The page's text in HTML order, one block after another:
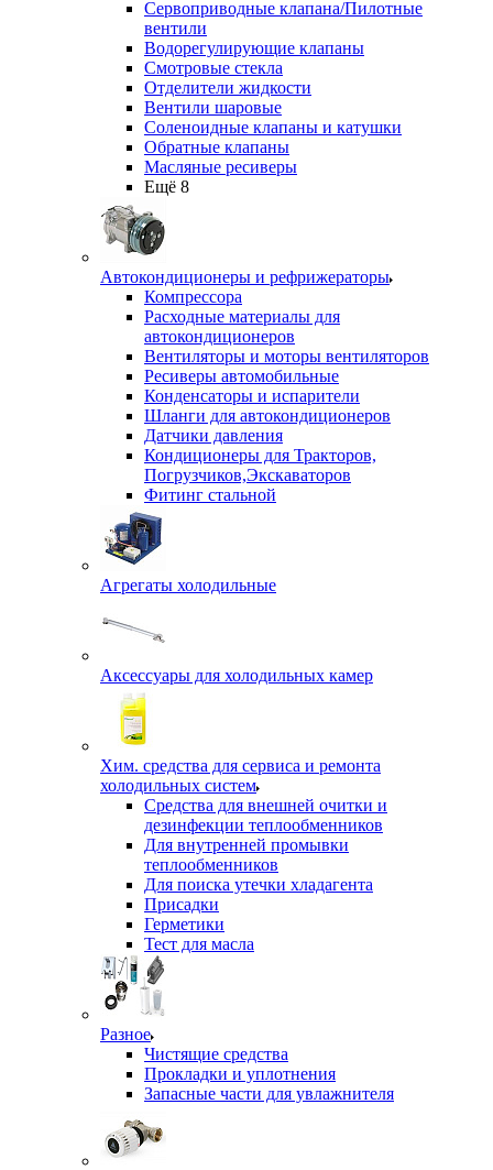
Сервоприводные клапана/Пилотные
вентили
Водорегулирующие клапаны
Смотровые стекла
Отделители жидкости
Вентили шаровые
Соленоидные клапаны и катушки
Обратные клапаны
Масляные ресиверы
Ещё 8
Автокондиционеры и рефрижераторы
Компрессора
Расходные материалы для
автокондиционеров
Вентиляторы и моторы вентиляторов
Ресиверы автомобильные
Конденсаторы и испарители
Шланги для автокондиционеров
Датчики давления
Кондиционеры для Тракторов,
Погрузчиков,Экскаваторов
Фитинг стальной
Агрегаты холодильные
Аксессуары для холодильных камер
Хим. средства для сервиса и ремонта
холодильных систем
Средства для внешней очитки и
дезинфекции теплообменников
Для внутренней промывки
теплообменников
Для поиска утечки хладагента
Присадки
Герметики
Тест для масла
Разное
Чистящие средства
Прокладки и уплотнения
Запасные части для увлажнителя